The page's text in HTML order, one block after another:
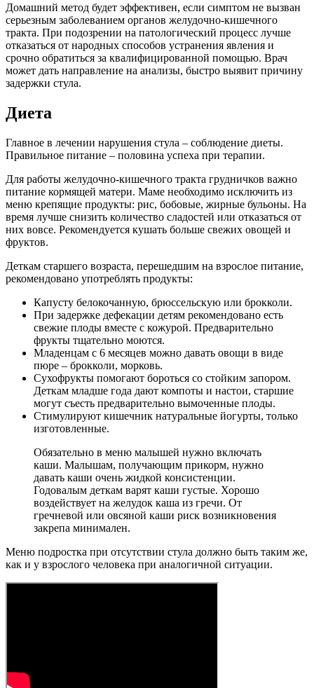
Домашний метод будет эффективен, если симптом не вызван
серьезным заболеванием органов желудочно-кишечного
тракта. При подозрении на патологический процесс лучше
отказаться от народных способов устранения явления и
срочно обратиться за квалифицированной помощью. Врач
может дать направление на анализы, быстро выявит причину
задержки стула.
Диета
Главное в лечении нарушения стула – соблюдение диеты.
Правильное питание – половина успеха при терапии.
Для работы желудочно-кишечного тракта грудничков важно
питание кормящей матери. Маме необходимо исключить из
меню крепящие продукты: рис, бобовые, жирные бульоны. На
время лучше снизить количество сладостей или отказаться от
них вовсе. Рекомендуется кушать больше свежих овощей и
фруктов.
Деткам старшего возраста, перешедшим на взрослое питание,
рекомендовано употреблять продукты:
Капусту белокочанную, брюссельскую или брокколи.
При задержке дефекации детям рекомендовано есть
свежие плоды вместе с кожурой. Предварительно
фрукты тщательно моются.
Младенцам с 6 месяцев можно давать овощи в виде
пюре – брокколи, морковь.
Сухофрукты помогают бороться со стойким запором.
Деткам младше года дают компоты и настои, старшие
могут съесть предварительно вымоченные плоды.
Стимулируют кишечник натуральные йогурты, только
изготовленные.
Обязательно в меню малышей нужно включать
каши. Малышам, получающим прикорм, нужно
давать каши очень жидкой консистенции.
Годовалым деткам варят каши густые. Хорошо
воздействует на желудок каша из гречи. От
гречневой или овсяной каши риск возникновения
закрепа минимален.
Меню подростка при отсутствии стула должно быть таким же,
как и у взрослого человека при аналогичной ситуации.